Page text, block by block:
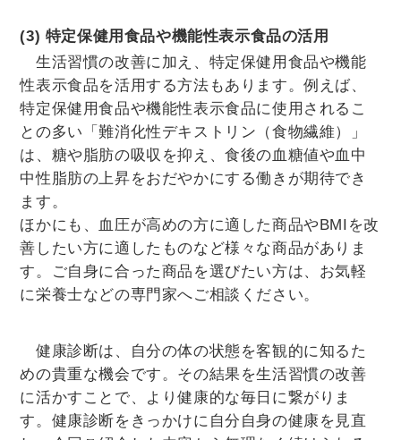
(3) 特定保健用食品や機能性表示食品の活用
生活習慣の改善に加え、特定保健用食品や機能
性表示食品を活用する方法もあります。例えば、
特定保健用食品や機能性表示食品に使用されるこ
との多い「難消化性デキストリン（食物繊維）」
は、糖や脂肪の吸収を抑え、食後の血糖値や血中
中性脂肪の上昇をおだやかにする働きが期待でき
ます。
ほかにも、血圧が高めの方に適した商品やBMIを改
善したい方に適したものなど様々な商品がありま
す。ご自身に合った商品を選びたい方は、お気軽
に栄養士などの専門家へご相談ください。
健康診断は、自分の体の状態を客観的に知るた
めの貴重な機会です。その結果を生活習慣の改善
に活かすことで、より健康的な毎日に繋がりま
す。健康診断をきっかけに自分自身の健康を見直